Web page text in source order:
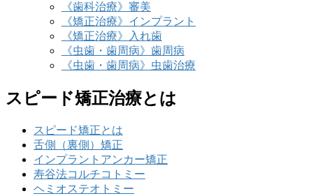
《歯科治療》審美
《矯正治療》インプラント
《矯正治療》入れ歯
《虫歯・歯周病》歯周病
《虫歯・歯周病》虫歯治療
スピード矯正治療とは
スピード矯正とは
舌側（裏側）矯正
インプラントアンカー矯正
寿谷法コルチコトミー
ヘミオステオトミー